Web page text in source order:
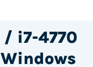
/ i7-4770
Windows